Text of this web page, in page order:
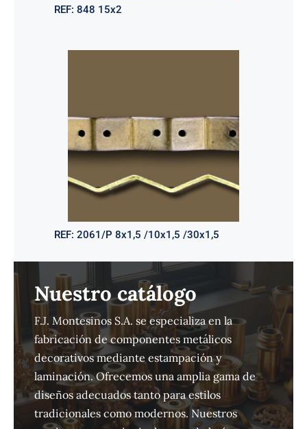
REF: 848 15x2
REF: 2061/P 8x1,5 /10x1,5 /30x1,5
Nuestro catálogo
F.J. Montesinos S.A. se especializa en la
fabricación de componentes metálicos
decorativos mediante estampación y
laminación. Ofrecemos una amplia gama de
diseños adecuados tanto para estilos
tradicionales como modernos. Nuestros